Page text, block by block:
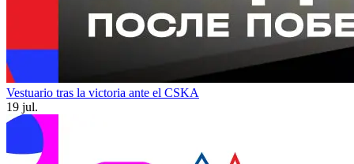
Vestuario tras la victoria ante el CSKA
19 jul.